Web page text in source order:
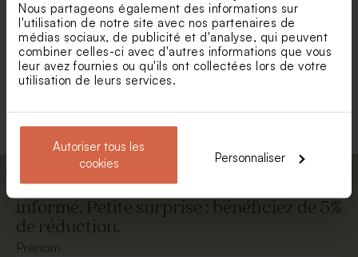
Nous partageons également des informations sur
l'utilisation de notre site avec nos partenaires de
médias sociaux, de publicité et d'analyse, qui peuvent
combiner celles-ci avec d'autres informations que vous
leur avez fournies ou qu'ils ont collectées lors de votre
utilisation de leurs services.
Autoriser tous les
cookies
Personnaliser
Enveloppe carrée et dorée Enveloppe carrée noire
Enveloppe voeux calque
blanche
Abonnez-vous à la newsletter et restez
informé. Petite surprise : bénéficiez de 5%
de réduction.
Prénom